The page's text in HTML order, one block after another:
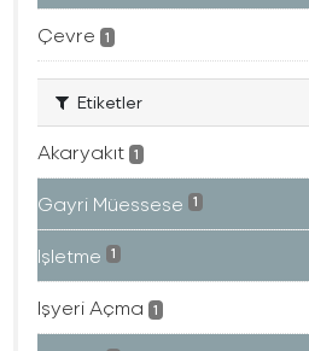
Çevre 1
Etiketler
Akaryakıt 1
Gayri Müessese 1
Işletme 1
Işyeri Açma 1